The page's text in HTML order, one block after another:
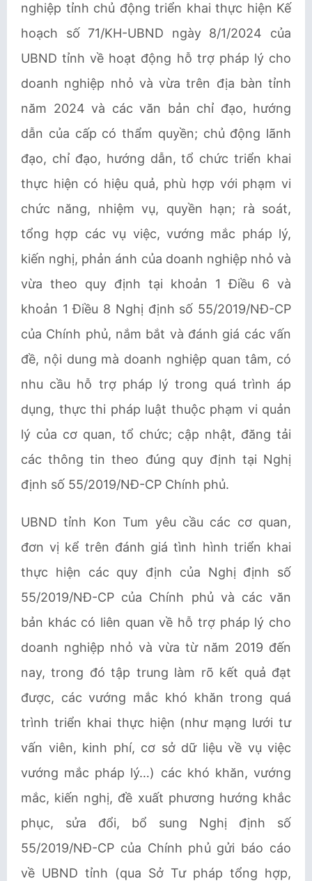
nghiệp tỉnh chủ động triển khai thực hiện Kế
hoạch số 71/KH-UBND ngày 8/1/2024 của
UBND tỉnh về hoạt động hỗ trợ pháp lý cho
doanh nghiệp nhỏ và vừa trên địa bàn tỉnh
năm 2024 và các văn bản chỉ đạo, hướng
dẫn của cấp có thẩm quyền; chủ động lãnh
đạo, chỉ đạo, hướng dẫn, tổ chức triển khai
thực hiện có hiệu quả, phù hợp với phạm vi
chức năng, nhiệm vụ, quyền hạn; rà soát,
tổng hợp các vụ việc, vướng mắc pháp lý,
kiến nghị, phản ánh của doanh nghiệp nhỏ và
vừa theo quy định tại khoản 1 Điều 6 và
khoản 1 Điều 8 Nghị định số 55/2019/NĐ-CP
của Chính phủ, nắm bắt và đánh giá các vấn
đề, nội dung mà doanh nghiệp quan tâm, có
nhu cầu hỗ trợ pháp lý trong quá trình áp
dụng, thực thi pháp luật thuộc phạm vi quản
lý của cơ quan, tổ chức; cập nhật, đăng tải
các thông tin theo đúng quy định tại Nghị
định số 55/2019/NĐ-CP Chính phủ.
UBND tỉnh Kon Tum yêu cầu các cơ quan,
đơn vị kể trên đánh giá tình hình triển khai
thực hiện các quy định của Nghị định số
55/2019/NĐ-CP của Chính phủ và các văn
bản khác có liên quan về hỗ trợ pháp lý cho
doanh nghiệp nhỏ và vừa từ năm 2019 đến
nay, trong đó tập trung làm rõ kết quả đạt
được, các vướng mắc khó khăn trong quá
trình triển khai thực hiện (như mạng lưới tư
vấn viên, kinh phí, cơ sở dữ liệu về vụ việc
vướng mắc pháp lý…) các khó khăn, vướng
mắc, kiến nghị, đề xuất phương hướng khắc
phục, sửa đổi, bổ sung Nghị định số
55/2019/NĐ-CP của Chính phủ gửi báo cáo
về UBND tỉnh (qua Sở Tư pháp tổng hợp,